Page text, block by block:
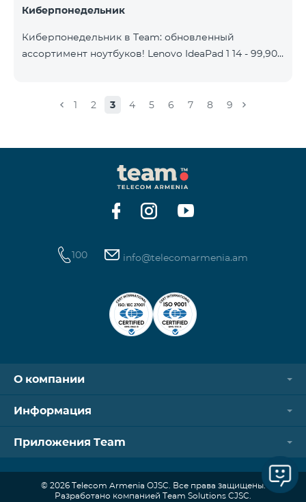
Киберпонедельник
Киберпонедельник в Team: обновленный
ассортимент ноутбуков! Lenovo IdeaPad 1 14 - 99,900
от: 3,730 AMD ASUS B1502CV - 359,000 ֏ |
ASUS X1504V - 264,000 ֏ | Ежемесячный платеж от:
5,500 AMD ASUS E1504G - 175,000 ֏ | Ежемесячный
платеж от: 3,645 AMD Dell Vostro 3520 - 159,000 ֏ |
Ежемесячный платеж от: 3,320
1 2 3 4 5 6 7 8 9
100 info@telecomarmenia.am
О компании
Информация
Приложения Team
© 2026 Telecom Armenia OJSC. Все права защищены.
Разработано компанией Team Solutions CJSC.